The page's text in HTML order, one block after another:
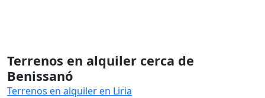
Terrenos en alquiler cerca de
Benissanó
Terrenos en alquiler en Liria